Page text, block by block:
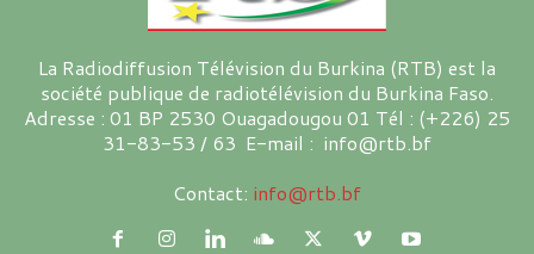
La Radiodiffusion Télévision du Burkina (RTB) est la
société publique de radiotélévision du Burkina Faso.
Adresse : 01 BP 2530 Ouagadougou 01 Tél : (+226) 25
31-83-53 / 63 E-mail : info@rtb.bf
Contact: info@rtb.bf